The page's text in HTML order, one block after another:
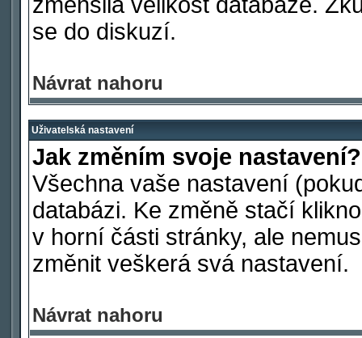
se do diskuzí.
Návrat nahoru
Uživatelská nastavení
Jak změním svoje nastavení?
Všechna vaše nastavení
databázi. Ke změně stačí
v horní části stránky, ale
změnit veškerá svá nastavení.
Návrat nahoru